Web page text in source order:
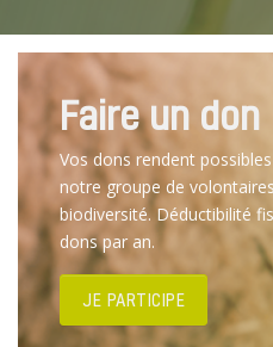
Faire un don
Vos dons rendent
notre groupe de
biodiversité. Déductibilité
dons par an.
JE PARTICIPE